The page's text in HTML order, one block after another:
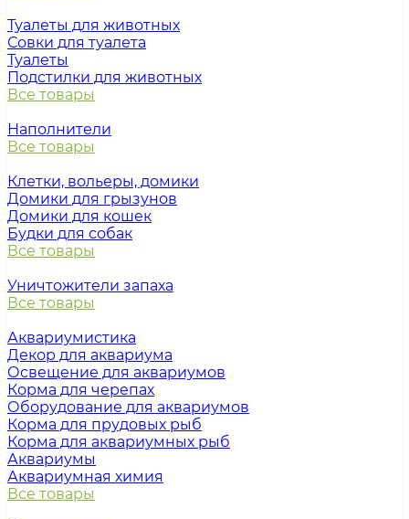
Туалеты для животных
Совки для туалета
Туалеты
Подстилки для животных
Все товары
Наполнители
Все товары
Клетки, вольеры, домики
Домики для грызунов
Домики для кошек
Будки для собак
Все товары
Уничтожители запаха
Все товары
Аквариумистика
Декор для аквариума
Освещение для аквариумов
Корма для черепах
Оборудование для аквариумов
Корма для прудовых рыб
Корма для аквариумных рыб
Аквариумы
Аквариумная химия
Все товары